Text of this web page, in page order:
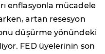
enflasyonla mücadele
artan resesyon
düşürme yönündeki
FED üyelerinin son